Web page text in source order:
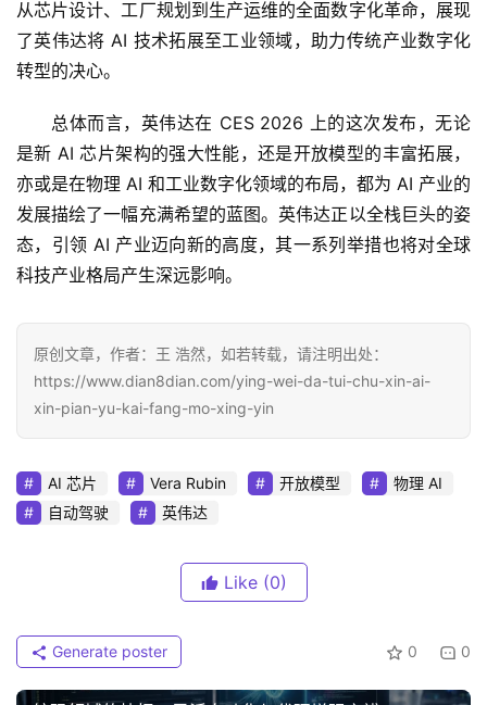
从芯片设计、工厂规划到生产运维的全面数字化革命，展现
了英伟达将 AI 技术拓展至工业领域，助力传统产业数字化
转型的决心。
总体而言，英伟达在 CES 2026 上的这次发布，无论
是新 AI 芯片架构的强大性能，还是开放模型的丰富拓展，
亦或是在物理 AI 和工业数字化领域的布局，都为 AI 产业的
发展描绘了一幅充满希望的蓝图。英伟达正以全栈巨头的姿
态，引领 AI 产业迈向新的高度，其一系列举措也将对全球
科技产业格局产生深远影响。
原创文章，作者：王 浩然，如若转载，请注明出处：
https://www.dian8dian.com/ying-wei-da-tui-chu-xin-ai-
xin-pian-yu-kai-fang-mo-xing-yin
AI 芯片 Vera Rubin 开放模型
物理 AI
自动驾驶
英伟达
Like (0)
0 0
Generate poster